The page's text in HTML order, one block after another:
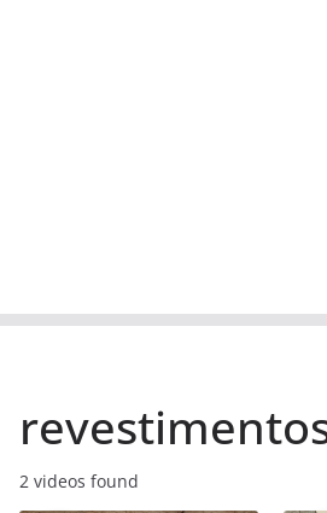
2 videos found